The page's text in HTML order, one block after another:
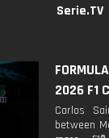
Serie.TV
2026 F1
Carlos
between